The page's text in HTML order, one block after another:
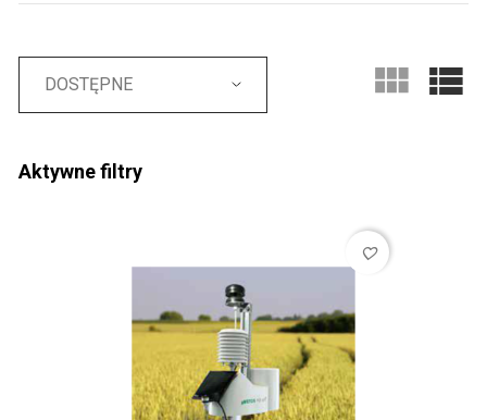
DOSTĘPNE
Aktywne filtry
favorite_border